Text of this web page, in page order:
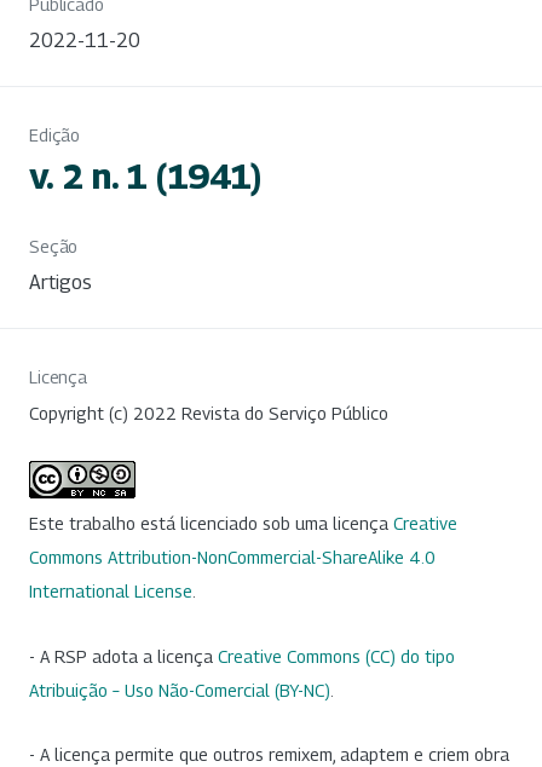
2022-11-20
Edição
v. 2 n. 1 (1941)
Seção
Artigos
Licença
Copyright (c) 2022 Revista do Serviço Público
Este trabalho está licenciado sob uma licença Creative
Commons Attribution-NonCommercial-ShareAlike 4.0
International License
- A RSP adota a licença Creative Commons (CC) do tipo
Atribuição – Uso Não-Comercial (BY-NC)
- A licença permite que outros remixem, adaptem e criem obra